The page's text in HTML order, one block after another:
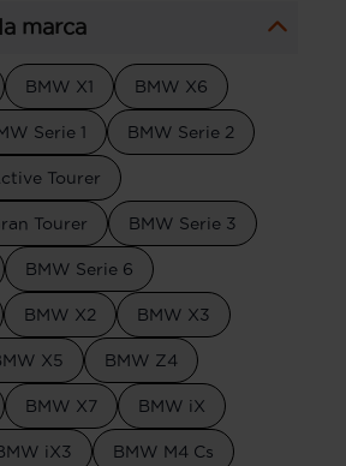
marca
BMW X1 BMW X6
Serie 1 BMW Serie 2
Tourer
Tourer BMW Serie 3
BMW Serie 6
BMW X2 BMW X3
X5 BMW Z4
BMW X7 BMW iX
iX3 BMW M4 Cs